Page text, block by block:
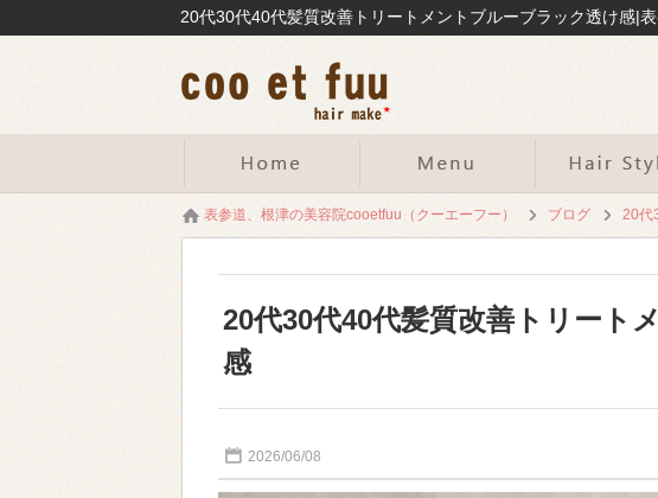
表参道、根津の美容院cooetfuu（クーエーフー） ブログ 20代
20代30代40代髪質改善トリート
感
2026/06/08